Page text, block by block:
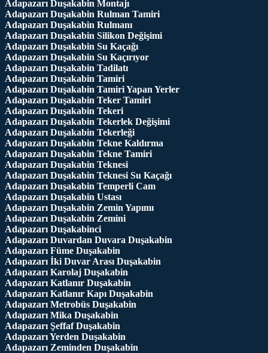
Adapazarı Duşakabin Montajı
Adapazarı Duşakabin Rulman Tamiri
Adapazarı Duşakabin Rulmanı
Adapazarı Duşakabin Silikon Değişimi
Adapazarı Duşakabin Su Kaçağı
Adapazarı Duşakabin Su Kaçırıyor
Adapazarı Duşakabin Tadilatı
Adapazarı Duşakabin Tamiri
Adapazarı Duşakabin Tamiri Yapan Yerler
Adapazarı Duşakabin Teker Tamiri
Adapazarı Duşakabin Tekeri
Adapazarı Duşakabin Tekerlek Değişimi
Adapazarı Duşakabin Tekerleği
Adapazarı Duşakabin Tekne Kaldırma
Adapazarı Duşakabin Tekne Tamiri
Adapazarı Duşakabin Teknesi
Adapazarı Duşakabin Teknesi Su Kaçağı
Adapazarı Duşakabin Temperli Cam
Adapazarı Duşakabin Ustası
Adapazarı Duşakabin Zemin Yapımı
Adapazarı Duşakabin Zemini
Adapazarı Duşakabinci
Adapazarı Duvardan Duvara Duşakabin
Adapazarı Füme Duşakabin
Adapazarı İki Duvar Arası Duşakabin
Adapazarı Karolaj Duşakabin
Adapazarı Katlanır Duşakabin
Adapazarı Katlanır Kapı Duşakabin
Adapazarı Metrobüs Duşakabin
Adapazarı Mika Duşakabin
Adapazarı Şeffaf Duşakabin
Adapazarı Yerden Duşakabin
Adapazarı Zeminden Duşakabin